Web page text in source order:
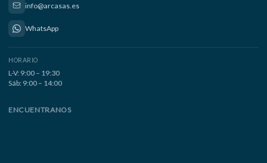
info@arcasas.es
WhatsApp
HORARIO
L-V: 9:00 – 19:30
Sáb: 9:00 – 14:00
ENCUENTRANOS